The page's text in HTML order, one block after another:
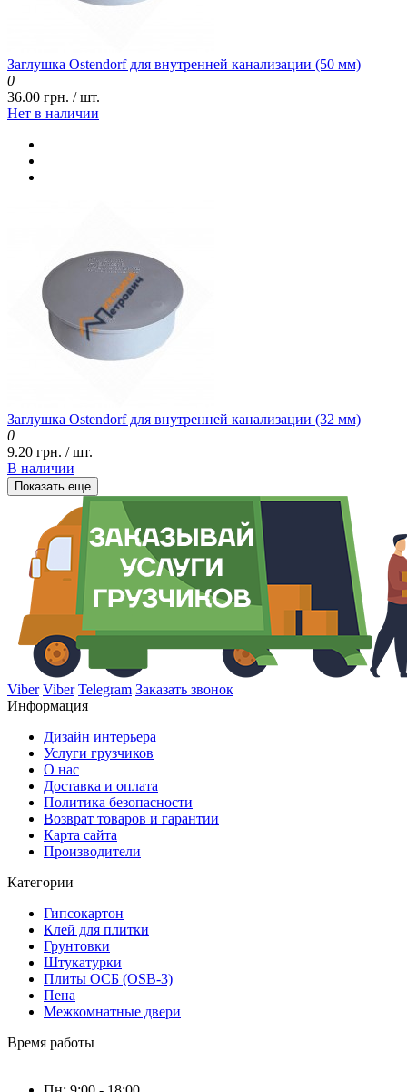
Заглушка Ostendorf для внутренней канализации (50 мм)
0
36.00 грн. / шт.
Нет в наличии
Заглушка Ostendorf для внутренней канализации (32 мм)
0
9.20 грн. / шт.
В наличии
Показать еще
Viber Viber Telegram Заказать звонок
Информация
Дизайн интерьера
Услуги грузчиков
О нас
Доставка и оплата
Политика безопасности
Возврат товаров и гарантии
Карта сайта
Производители
Категории
Гипсокартон
Клей для плитки
Грунтовки
Штукатурки
Плиты ОСБ (OSB-3)
Пена
Межкомнатные двери
Время работы